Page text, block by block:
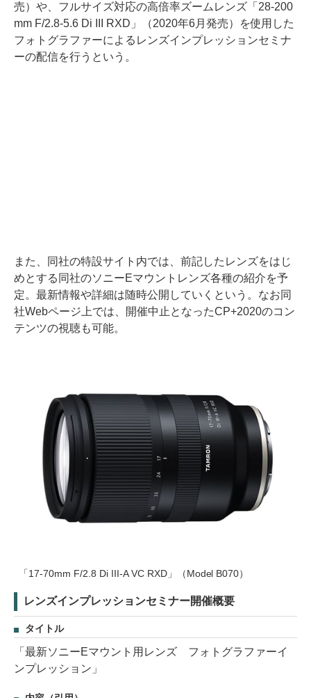
売）や、フルサイズ対応の高倍率ズームレンズ「28-200
mm F/2.8-5.6 Di III RXD」（2020年6月発売）を使用した
フォトグラファーによるレンズインプレッションセミナ
ーの配信を行うという。
また、同社の特設サイト内では、前記したレンズをはじ
めとする同社のソニーEマウントレンズ各種の紹介を予
定。最新情報や詳細は随時公開していくという。なお同
社Webページ上では、開催中止となったCP+2020のコン
テンツの視聴も可能。
「17-70mm F/2.8 Di III-A VC RXD」（Model B070）
レンズインプレッションセミナー開催概要
タイトル
「最新ソニーEマウント用レンズ フォトグラファーイ
ンプレッション」